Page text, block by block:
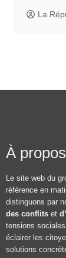
La
À
Le site web du
référence en
distinguons par
des conflits et
tensions
éclairer les
solutions